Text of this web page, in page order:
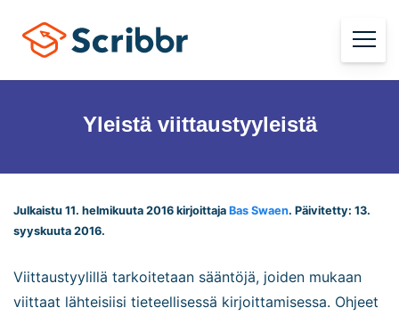
Yleistä viittaustyyleistä
Julkaistu 11. helmikuuta 2016 kirjoittaja Bas Swaen. Päivitetty: 13.
syyskuuta 2016.
Viittaustyylillä tarkoitetaan sääntöjä, joiden mukaan
viittaat lähteisiisi tieteellisessä kirjoittamisessa. Ohjeet